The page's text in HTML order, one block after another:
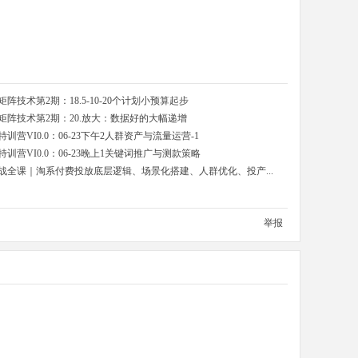
阵技术第2期：18.5-10-20个计划小预算起步
阵技术第2期：20.放大：数据好的大幅递增
训营VI0.0：06-23下午2人群资产与流量运营-1
训营VI0.0：06-23晚上1关键词推广与测款策略
全课｜淘系付费投放底层逻辑、场景化搭建、人群优化、投产...
举报